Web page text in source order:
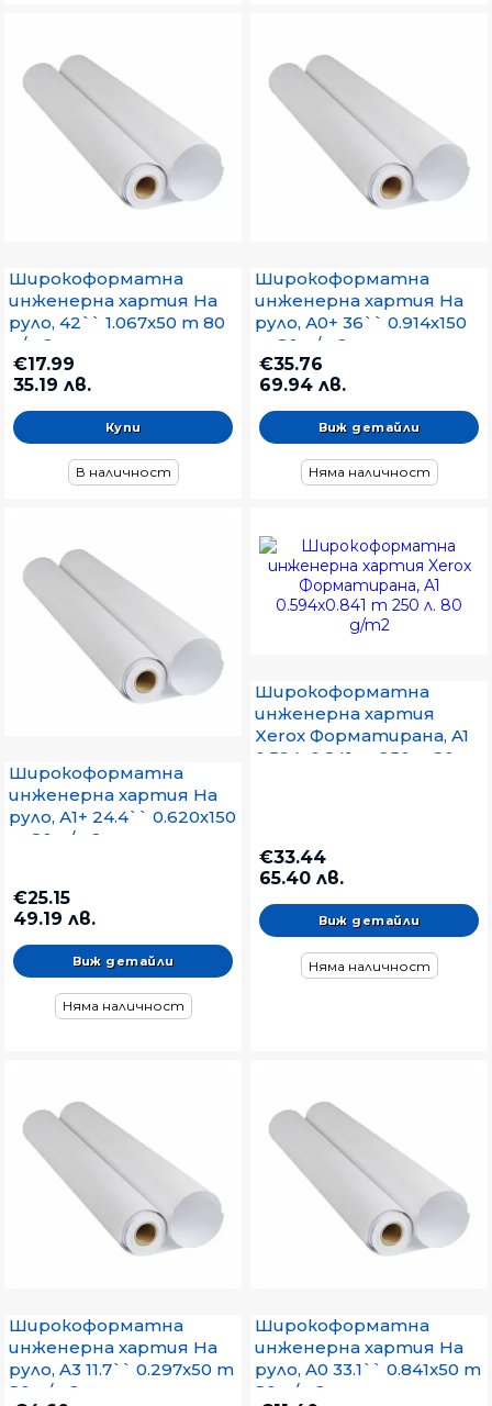
Широкоформатна
инженерна хартия На
руло, 42`` 1.067x50 m 80
g/m2
€17.99
35.19 лв.
В наличност
Широкоформатна
инженерна хартия На
руло, А0+ 36`` 0.914х150
m 80 g/m2
€35.76
69.94 лв.
Виж детайли
Няма наличност
Широкоформатна
инженерна хартия На
руло, А1+ 24.4`` 0.620х150
m 80 g/m2
€25.15
49.19 лв.
Виж детайли
Няма наличност
Широкоформатна
инженерна хартия
Xerox Форматирана, A1
0.594x0.841 m 250 л. 80
€33.44
65.40 лв.
Виж детайли
Няма наличност
Широкоформатна
инженерна хартия На
руло, A3 11.7`` 0.297x50 m
80 g/m2
Широкоформатна
инженерна хартия На
руло, A0 33.1`` 0.841x50 m
80 g/m2